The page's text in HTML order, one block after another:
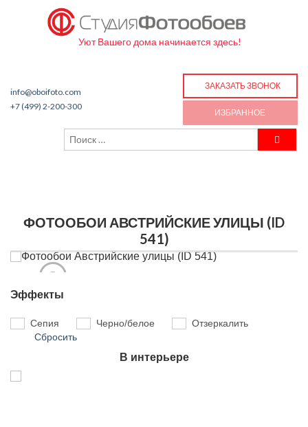
Уют Вашего дома начинается здесь!
info@oboifoto.com
+7 (499) 2-200-300
ЗАКАЗАТЬ ЗВОНОК
ИЗБРАННОЕ
ФОТООБОИ АВСТРИЙСКИЕ УЛИЦЫ (ID
541)
Эффекты
Сепия Черно/белое
Отзеркалить
Сбросить
В интерьере